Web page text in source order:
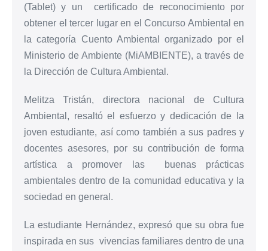
(Tablet) y un certificado de reconocimiento por
obtener el tercer lugar en el Concurso Ambiental en
la categoría Cuento Ambiental organizado por el
Ministerio de Ambiente (MiAMBIENTE), a través de
la Dirección de Cultura Ambiental.
Melitza Tristán, directora nacional de Cultura
Ambiental, resaltó el esfuerzo y dedicación de la
joven estudiante, así como también a sus padres y
docentes asesores, por su contribución de forma
artística a promover las buenas prácticas
ambientales dentro de la comunidad educativa y la
sociedad en general.
La estudiante Hernández, expresó que su obra fue
inspirada en sus vivencias familiares dentro de una